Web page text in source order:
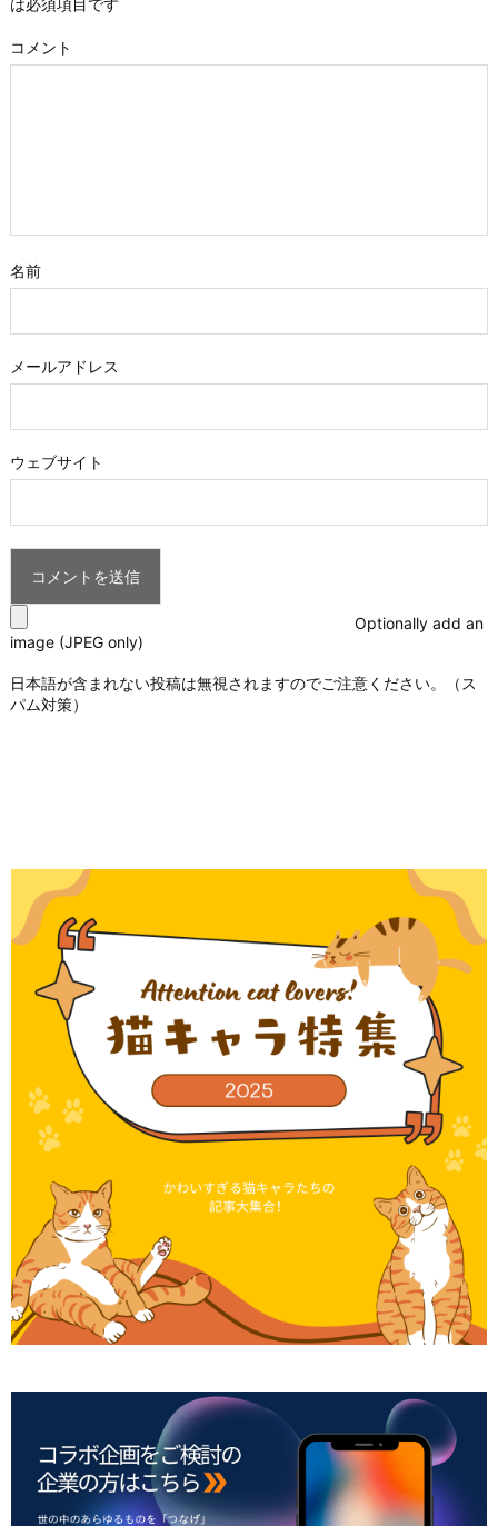
は必須項目です
コメント
名前
メールアドレス
ウェブサイト
Optionally add an
image (JPEG only)
日本語が含まれない投稿は無視されますのでご注意ください。（ス
パム対策）